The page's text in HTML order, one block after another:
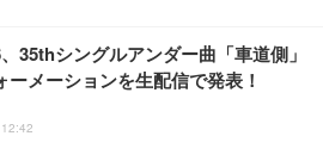
35thシングルアンダー曲「車道側」
ーメーションを生配信で発表！